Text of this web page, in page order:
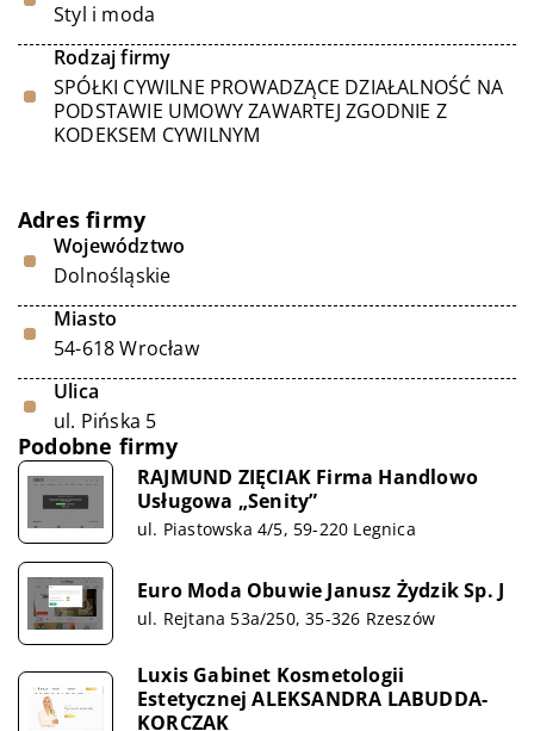
Styl i moda
Rodzaj firmy
SPÓŁKI CYWILNE PROWADZĄCE DZIAŁALNOŚĆ NA
PODSTAWIE UMOWY ZAWARTEJ ZGODNIE Z
KODEKSEM CYWILNYM
Adres firmy
Województwo
Dolnośląskie
Miasto
54-618 Wrocław
Ulica
ul. Pińska 5
Podobne firmy
RAJMUND ZIĘCIAK Firma Handlowo
Usługowa „Senity”
ul. Piastowska 4/5, 59-220 Legnica
Euro Moda Obuwie Janusz Żydzik Sp. J
ul. Rejtana 53a/250, 35-326 Rzeszów
Luxis Gabinet Kosmetologii
Estetycznej ALEKSANDRA LABUDDA-
KORCZAK